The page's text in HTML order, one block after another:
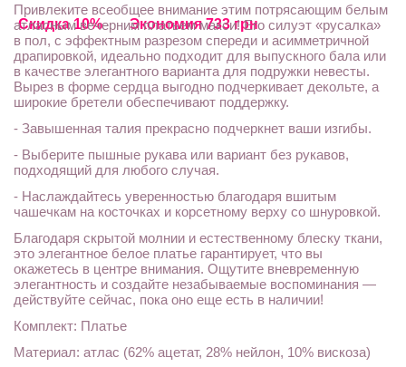
Скидка 10% Экономия 733 грн
Привлеките всеобщее внимание этим потрясающим белым
атласным вечерним платьем макси! Его силуэт «русалка»
в пол, с эффектным разрезом спереди и асимметричной
драпировкой, идеально подходит для выпускного бала или
в качестве элегантного варианта для подружки невесты.
Вырез в форме сердца выгодно подчеркивает декольте, а
широкие бретели обеспечивают поддержку.
- Завышенная талия прекрасно подчеркнет ваши изгибы.
- Выберите пышные рукава или вариант без рукавов,
подходящий для любого случая.
- Наслаждайтесь уверенностью благодаря вшитым
чашечкам на косточках и корсетному верху со шнуровкой.
Благодаря скрытой молнии и естественному блеску ткани,
это элегантное белое платье гарантирует, что вы
окажетесь в центре внимания. Ощутите вневременную
элегантность и создайте незабываемые воспоминания —
действуйте сейчас, пока оно еще есть в наличии!
Комплект: Платье
Материал: атлас (62% ацетат, 28% нейлон, 10% вискоза)